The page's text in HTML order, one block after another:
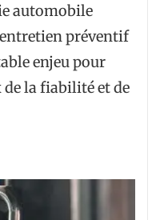
automobile
préventif
enjeu pour
la fiabilité et de